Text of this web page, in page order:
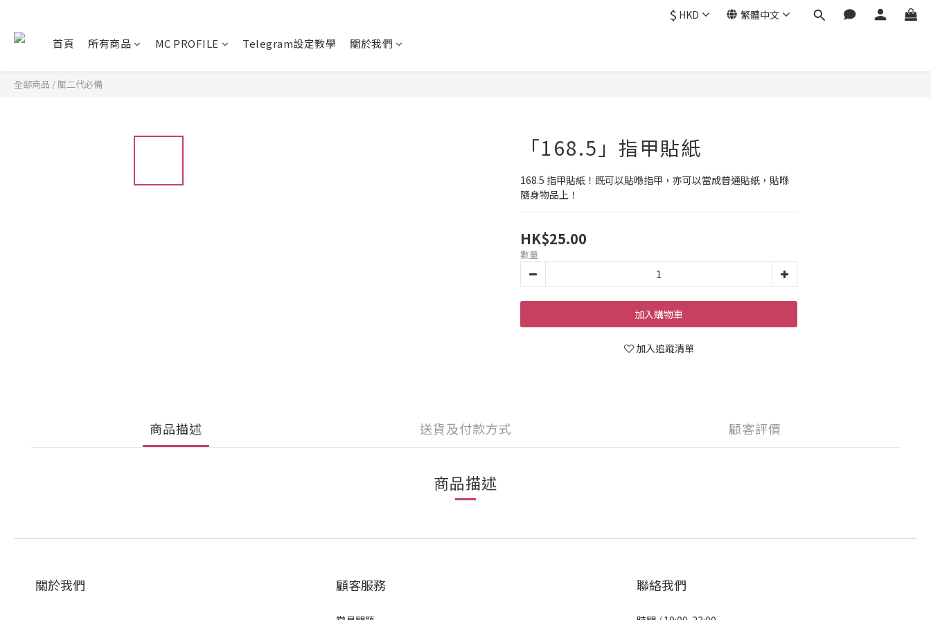
$ HKD 繁體中文
首頁 所有商品 MC PROFILE Telegram設定教學 關於我們
全部商品 / 賦二代必備
「168.5」指甲貼紙
168.5 指甲貼紙！既可以貼喺指甲，亦可以當成普通貼紙，貼喺
隨身物品上！
HK$25.00
數量
加入購物車
加入追蹤清單
商品描述 送貨及付款方式 顧客評價
商品描述
關於我們 顧客服務 聯絡我們